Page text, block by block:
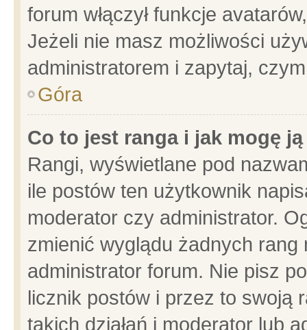
forum włączył funkcje
Jeżeli nie masz możliwości
administratorem i zapytaj,
Góra
Co to jest ranga i jak mogę
Rangi, wyświetlane pod
ile postów ten użytkownik
moderator czy administrator.
zmienić wyglądu żadnych
administrator forum. Nie pisz
licznik postów i przez to swoją
takich działań i moderator lub